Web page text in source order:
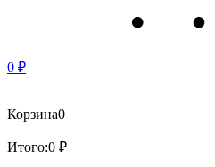
0 ₽
Корзина0
Итого:0 ₽